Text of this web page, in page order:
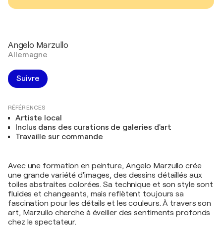
Angelo Marzullo
Allemagne
Suivre
RÉFÉRENCES
Artiste local
Inclus dans des curations de galeries d'art
Travaille sur commande
Avec une formation en peinture, Angelo Marzullo crée
une grande variété d'images, des dessins détaillés aux
toiles abstraites colorées. Sa technique et son style sont
fluides et changeants, mais reflètent toujours sa
fascination pour les détails et les couleurs. À travers son
art, Marzullo cherche à éveiller des sentiments profonds
chez le spectateur.